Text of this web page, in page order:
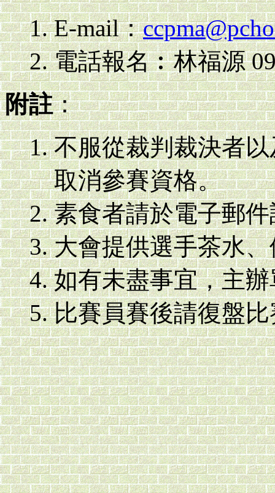
E-mail：
電話報名︰林福源
附註：
不服從裁判裁決者
取消參賽資格。
素食者請於電子郵
大會提供選手茶水
如有未盡事宜，主
比賽員賽後請復盤